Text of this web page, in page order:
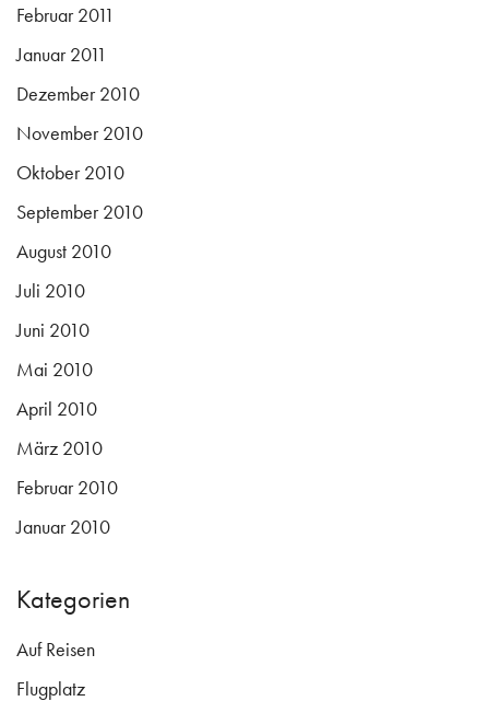
Februar 2011
Januar 2011
Dezember 2010
November 2010
Oktober 2010
September 2010
August 2010
Juli 2010
Juni 2010
Mai 2010
April 2010
März 2010
Februar 2010
Januar 2010
Kategorien
Auf Reisen
Flugplatz